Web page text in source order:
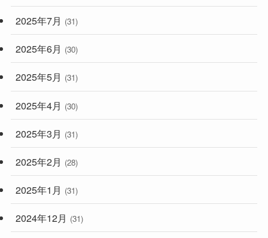
2025年7月 (31)
2025年6月 (30)
2025年5月 (31)
2025年4月 (30)
2025年3月 (31)
2025年2月 (28)
2025年1月 (31)
2024年12月 (31)